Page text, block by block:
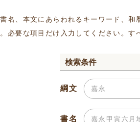
名、本文にあらわれるキーワード、
必要な項目だけ入力してください。
検索条件
綱文
書名